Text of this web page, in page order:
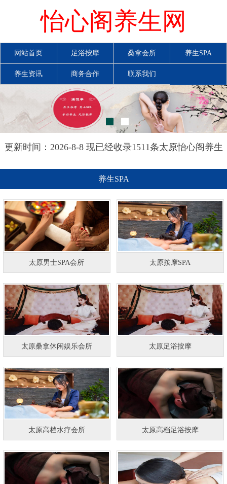
怡心阁养生网
网站首页 足浴按摩 桑拿会所 养生SPA
养生资讯 商务合作 联系我们
更新时间：2026-8-8 现已经收录1511条太原怡心阁养生
养生SPA
太原男士SPA会所 太原按摩SPA
太原桑拿休闲娱乐会所 太原足浴按摩
太原高档水疗会所 太原高档足浴按摩